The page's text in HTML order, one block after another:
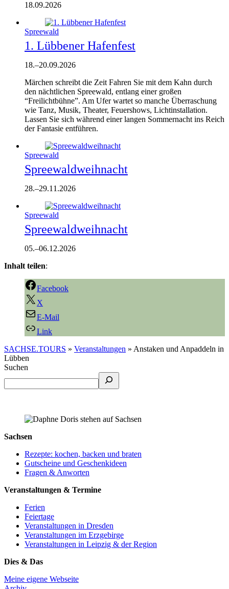
18.09.2026
Spreewald
1. Lübbener Hafenfest
18.–20.09.2026
Märchen schreibt die Zeit Fahren Sie mit dem Kahn durch
den nächtlichen Spreewald, entlang einer großen
“Freilichtbühne”. Am Ufer wartet so manche Überraschung
wie Tanz, Musik, Theater, Feuershows, Lichtinstallation.
Lassen Sie sich während einer langen Sommernacht ins Reich
der Fantasie entführen.
Spreewald
Spreewaldweihnacht
28.–29.11.2026
Spreewald
Spreewaldweihnacht
05.–06.12.2026
Inhalt teilen:
Facebook
X
E-Mail
Link
SACHSE.TOURS » Veranstaltungen » Anstaken und Anpaddeln in
Lübben
Suchen
Sachsen
Rezepte: kochen, backen und braten
Gutscheine und Geschenkideen
Fragen & Anworten
Veranstaltungen & Termine
Ferien
Feiertage
Veranstaltungen in Dresden
Veranstaltungen im Erzgebirge
Veranstaltungen in Leipzig & der Region
Dies & Das
Meine eigene Webseite